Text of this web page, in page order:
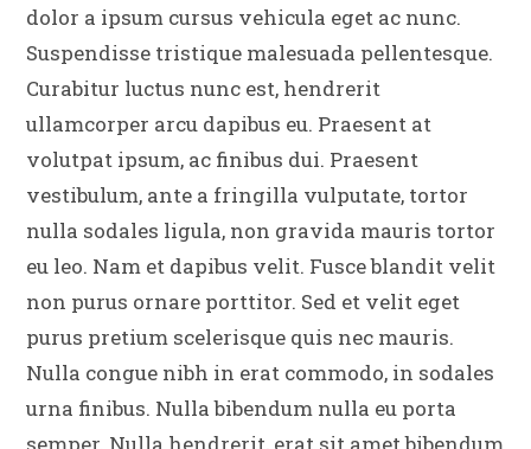
dolor a ipsum cursus vehicula eget ac nunc.
Suspendisse tristique malesuada pellentesque.
Curabitur luctus nunc est, hendrerit
ullamcorper arcu dapibus eu. Praesent at
volutpat ipsum, ac finibus dui. Praesent
vestibulum, ante a fringilla vulputate, tortor
nulla sodales ligula, non gravida mauris tortor
eu leo. Nam et dapibus velit. Fusce blandit velit
non purus ornare porttitor. Sed et velit eget
purus pretium scelerisque quis nec mauris.
Nulla congue nibh in erat commodo, in sodales
urna finibus. Nulla bibendum nulla eu porta